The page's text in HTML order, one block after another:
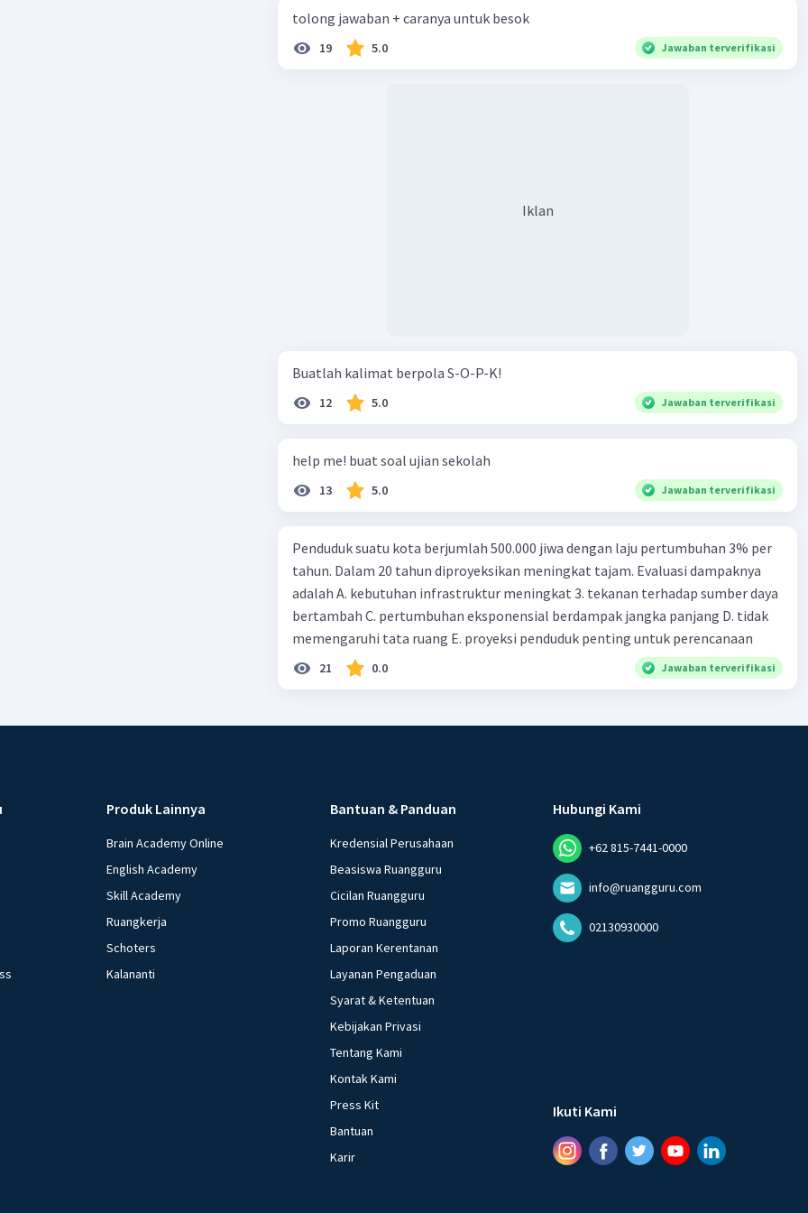
tolong jawaban + caranya untuk besok
19 5.0 Jawaban terverifikasi
Iklan
Buatlah kalimat berpola S-O-P-K!
12 5.0 Jawaban terverifikasi
help me! buat soal ujian sekolah
13 5.0 Jawaban terverifikasi
Penduduk suatu kota berjumlah 500.000 jiwa dengan laju pertumbuhan 3% per
tahun. Dalam 20 tahun diproyeksikan meningkat tajam. Evaluasi dampaknya
adalah A. kebutuhan infrastruktur meningkat 3. tekanan terhadap sumber daya
bertambah C. pertumbuhan eksponensial berdampak jangka panjang D. tidak
memengaruhi tata ruang E. proyeksi penduduk penting untuk perencanaan
21 0.0 Jawaban terverifikasi
Produk Lainnya
Brain Academy Online
English Academy
Skill Academy
Ruangkerja
Schoters
Kalananti
Bantuan & Panduan
Kredensial Perusahaan
Beasiswa Ruangguru
Cicilan Ruangguru
Promo Ruangguru
Laporan Kerentanan
Layanan Pengaduan
Syarat & Ketentuan
Kebijakan Privasi
Tentang Kami
Kontak Kami
Press Kit
Bantuan
Karir
Hubungi Kami
+62 815-7441-0000
info@ruangguru.com
02130930000
Ikuti Kami